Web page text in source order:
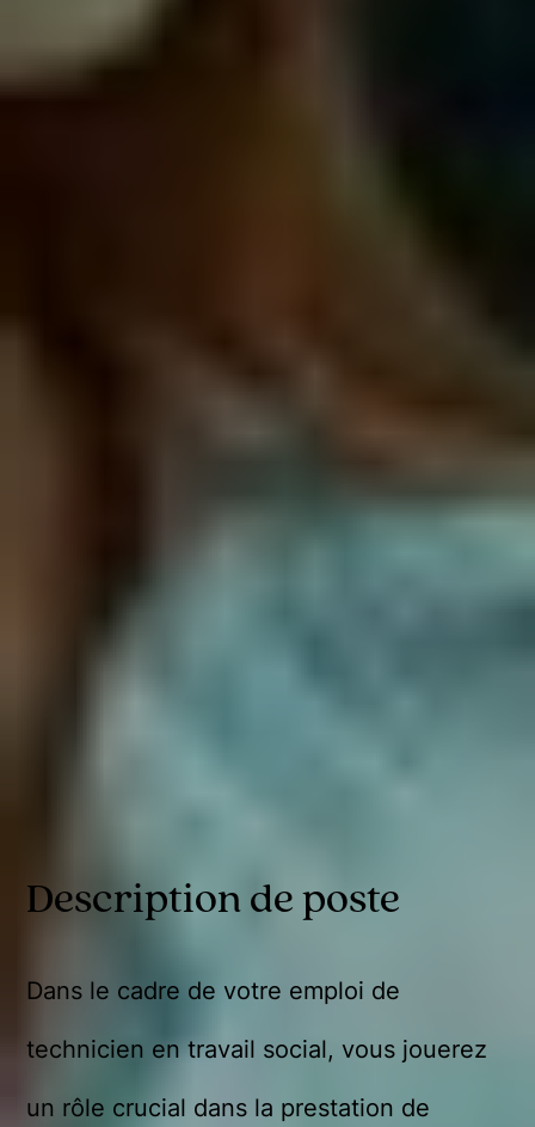
Description de poste
Dans le cadre de votre emploi de
technicien en travail social, vous jouerez
un rôle crucial dans la prestation de